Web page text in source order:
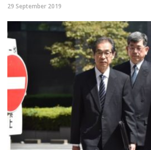
29 September 2019